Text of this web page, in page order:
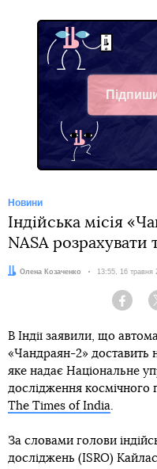
Telegram
Новини
Індійська місія
NASA розрахувати
Автор:
Олена Козаченко Дата:
13:55, 16 травня
В Індії заявили, що
«Чандраян-2» доставить
яке надає Національне
дослідження
The Times of India.
За словами голови
досліджень (ISRO)